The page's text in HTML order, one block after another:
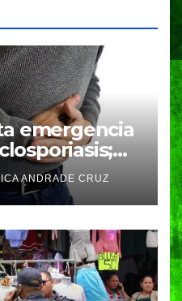
emergencia
en dos
ANDRADE CRUZ